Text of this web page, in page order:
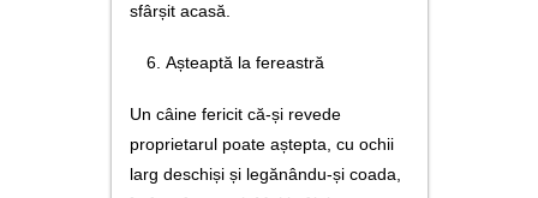
sfârșit acasă.
Așteaptă la fereastră
Un câine fericit că-și revede
proprietarul poate aștepta, cu ochii
larg deschiși și legănându-și coada,